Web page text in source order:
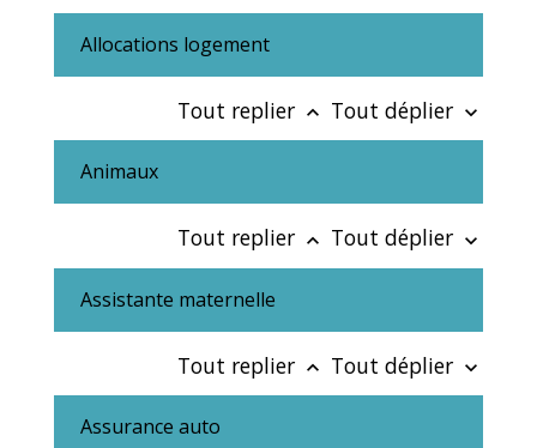
Allocations logement
Tout replier keyboard_arrow_up Tout déplier keyboard_arrow_down
Animaux
Tout replier keyboard_arrow_up Tout déplier keyboard_arrow_down
Assistante maternelle
Tout replier keyboard_arrow_up Tout déplier keyboard_arrow_down
Assurance auto